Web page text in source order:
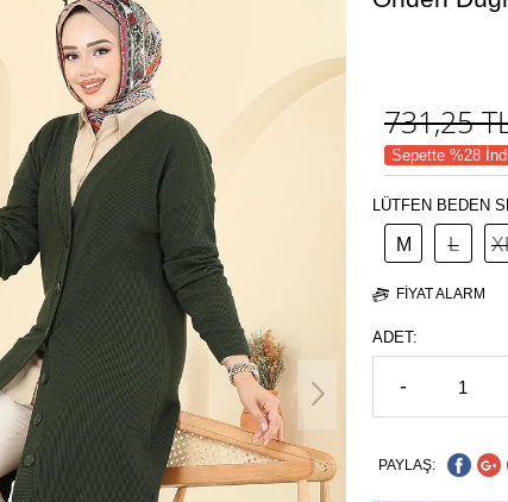
731,25
Sepette %28
LÜTFEN BEDEN
M L
FIYAT ALARM
ADET:
-
PAYLAŞ: